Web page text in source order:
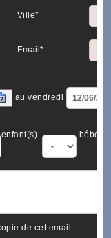
Ville*
Email*
au vendredi
enfant(s) bébé(s)
de cet email